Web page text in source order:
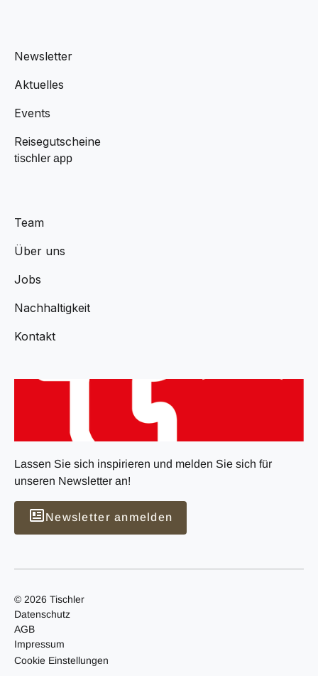
Newsletter
Aktuelles
Events
Reisegutscheine
tischler app
Team
Über uns
Jobs
Nachhaltigkeit
Kontakt
Lassen Sie sich inspirieren und melden Sie sich für
unseren Newsletter an!
Newsletter anmelden
© 2026 Tischler
Datenschutz
AGB
Impressum
Cookie Einstellungen